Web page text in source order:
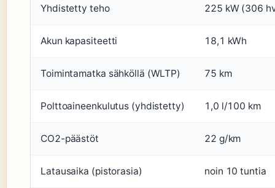
Yhdistetty teho 225 kW (306
Akun kapasiteetti 18,1 kWh
Toimintamatka sähköllä (WLTP) 75 km
Polttoaineenkulutus (yhdistetty) 1,0 l/100 km
CO2-päästöt 22 g/km
Latausaika (pistorasia) noin 10 tuntia